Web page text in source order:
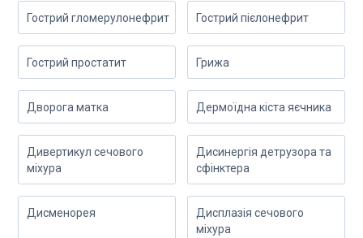
Гострий гломерулонефрит Гострий пієлонефрит
Гострий простатит Грижа
Дворога матка Дермоїдна кіста яєчника
Дивертикул сечового
міхура
Дисинергія детрузора та
сфінктера
Дисменорея
Дисплазія сечового
міхура